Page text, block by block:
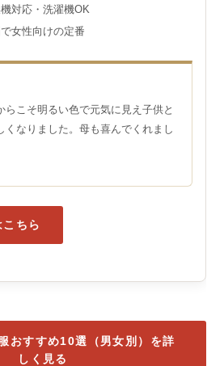
対応・洗濯機OK
女性向けの定番
らこそ明るい色で元気に見え子供と
くなりました。母も喜んでくれまし
ちら
おすすめ10選（男女別）を詳
しく見る